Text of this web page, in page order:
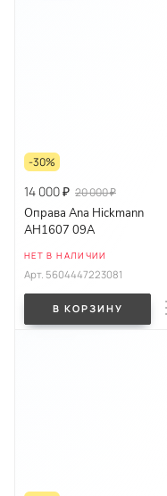
-30%
14 000 ₽ 20 000 ₽
Оправа Ana Hickmann
AH1607 09A
НЕТ В НАЛИЧИИ
Арт. 5604447223081
В КОРЗИНУ